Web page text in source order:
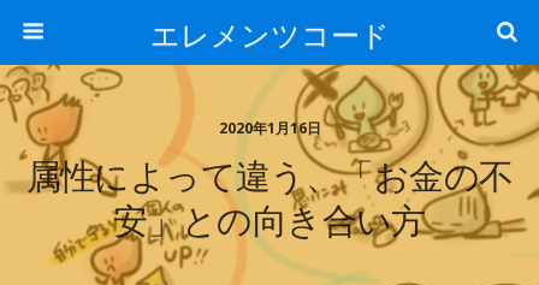
エレメンツコード
2020年1月16日
属性によって違う、「お金の不
安」との向き合い方